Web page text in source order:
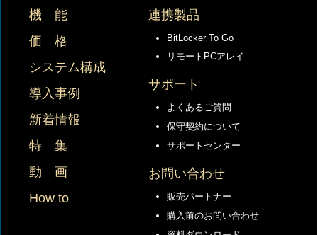
機 能
価 格
システム構成
導入事例
新着情報
特 集
動 画
How to
連携製品
BitLocker To Go
リモートPCアレイ
サポート
よくあるご質問
保守契約について
サポートセンター
お問い合わせ
販売パートナー
購入前のお問い合わせ